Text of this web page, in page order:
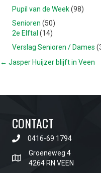
Pupil van de Week(98)
Senioren (50)
2e Elftal (14)
Verslag Senioren / Dames
POSTS
← Jasper Huijzer blijft in Veen
CONTACT
0416-69 1794
Groeneweg 4
4264 RN VEEN